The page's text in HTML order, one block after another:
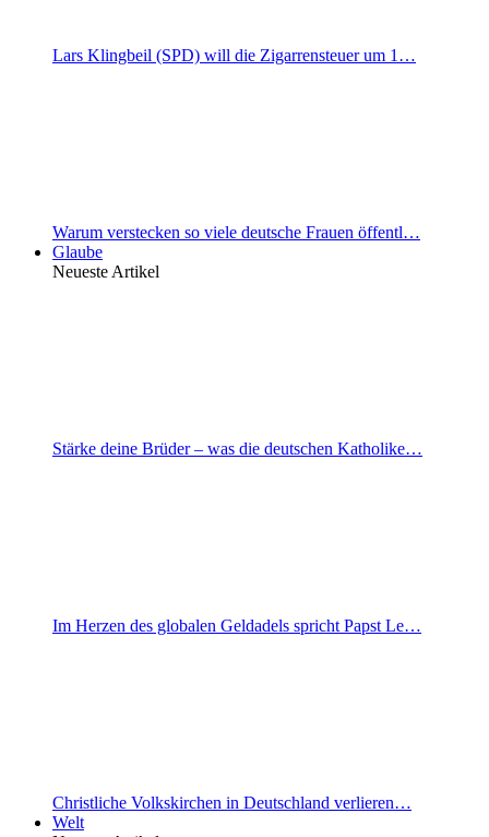
Lars Klingbeil (SPD) will die Zigarrensteuer um 1…
Warum verstecken so viele deutsche Frauen öffentl…
Glaube
Neueste Artikel
Stärke deine Brüder – was die deutschen Katholike…
Im Herzen des globalen Geldadels spricht Papst Le…
Christliche Volkskirchen in Deutschland verlieren…
Welt